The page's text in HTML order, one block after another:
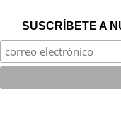
SUSCRÍBETE A